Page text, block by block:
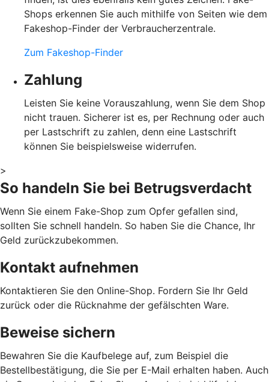
Shops erkennen Sie auch mithilfe von Seiten wie dem
Fakeshop-Finder der Verbraucherzentrale.
Zum Fakeshop-Finder
Zahlung
Leisten Sie keine Vorauszahlung, wenn Sie dem Shop
nicht trauen. Sicherer ist es, per Rechnung oder auch
per Lastschrift zu zahlen, denn eine Lastschrift
können Sie beispielsweise widerrufen.
>
So handeln Sie bei Betrugsverdacht
Wenn Sie einem Fake-Shop zum Opfer gefallen sind,
sollten Sie schnell handeln. So haben Sie die Chance, Ihr
Geld zurückzubekommen.
Kontakt aufnehmen
Kontaktieren Sie den Online-Shop. Fordern Sie Ihr Geld
zurück oder die Rücknahme der gefälschten Ware.
Beweise sichern
Bewahren Sie die Kaufbelege auf, zum Beispiel die
Bestellbestätigung, die Sie per E-Mail erhalten haben. Auch